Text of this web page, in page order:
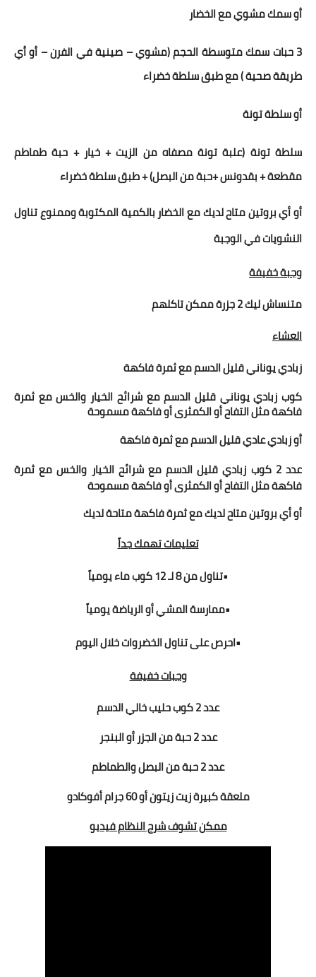
أوسمك مشوي مع الخضار
3 حبات سمك متوسطة الحجم (مشوي – صينية في الفرن – أو أي
طريقة صحية ) مع طبق سلطة خضراء
أوسلطة تونة
سلطة تونة (علبة تونة مصفاه من الزيت + خيار + حبة طماطم
مقطعة+ بقدونس +حبة من البصل) + طبق سلطة خضراء
أو أي بروتين متاح لديك مع الخضار بالكمية المكتوبةوممنوع تناول
النشويات في الوجبة
وجبة خفيفة
متنساش ليك 2 جزرة ممكن تاكلهم
العشاء
زبادي يوناني قليل الدسم مع ثمرة فاكهة
كوب زبادي يوناني قليل الدسم مع شرائح الخيار والخس مع ثمرة
فاكهة مثل التفاح أو الكمثرى أو فاكهة مسموحة
أو زبادي عادي قليل الدسم مع ثمرة فاكهة
عدد 2 كوب زبادي قليل الدسم مع شرائح الخيار والخس مع ثمرة
فاكهة مثل التفاح أو الكمثرى أو فاكهة مسموحة
أو أي بروتين متاح لديك مع ثمرة فاكهة متاحة لديك
تعليمات تهمك جداً
•تناول من 8 لـ 12 كوب ماء يومياً
•ممارسة المشي أو الرياضة يومياً
•احرص على تناول الخضروات خلال اليوم
وجبات خفيفة
عدد 2 كوب حليب خالي الدسم
عدد 2 حبة من الجزر أو البنجر
عدد 2 حبة من البصل والطماطم
ملعقة كبيرة زيت زيتون أو 60 جرام أفوكادو
ممكن تشوف شرح النظام فيديو